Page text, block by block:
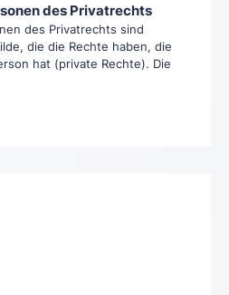
des Privatrechts
des Privatrechts sind
die die Rechte haben, die
hat (private Rechte). Die